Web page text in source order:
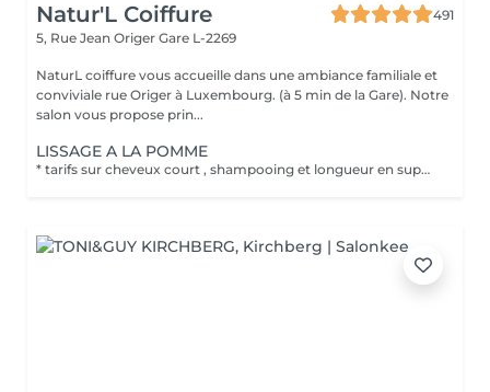
Natur'L Coiffure
491
5, Rue Jean Origer Gare L-2269
NaturL coiffure vous accueille dans une ambiance familiale et
conviviale rue Origer à Luxembourg. (à 5 min de la Gare). Notre
salon vous propose prin...
LISSAGE A LA POMME
* tarifs sur cheveux court , shampooing et longueur en supplément